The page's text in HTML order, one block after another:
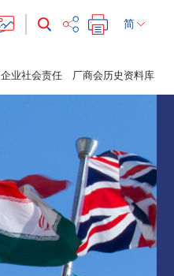
简
企业社会责任 厂商会历史资料库